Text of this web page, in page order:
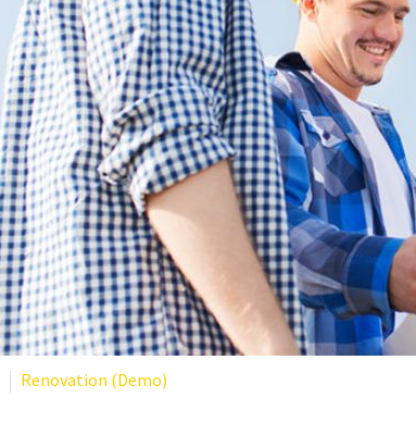
Renovation (Demo)